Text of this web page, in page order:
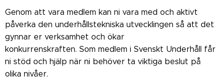
Genom att vara medlem kan ni vara med och aktivt
påverka den underhållstekniska utvecklingen så att det
gynnar er verksamhet och ökar
konkurrenskraften. Som medlem i Svenskt Underhåll får
ni stöd och hjälp när ni behöver ta viktiga beslut på
olika nivåer.